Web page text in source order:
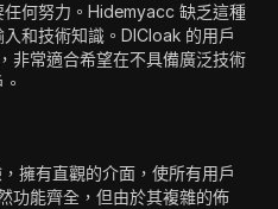
何努力。Hidemyacc 缺乏這種
和技術知識。DICloak 的用戶
非常適合希望在不具備廣泛技術
擁有直觀的介面，使所有用戶
功能齊全，但由於其複雜的佈